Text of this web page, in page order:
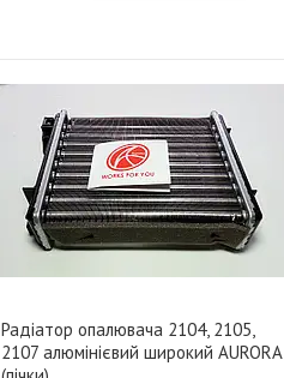
Радіатор опалювача 2104, 2105,
2107 алюмінієвий широкий AURORA